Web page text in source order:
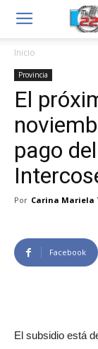
Inicio
Provincia
El
pago
Por Carina Mariela
Facebook
El subsidio está